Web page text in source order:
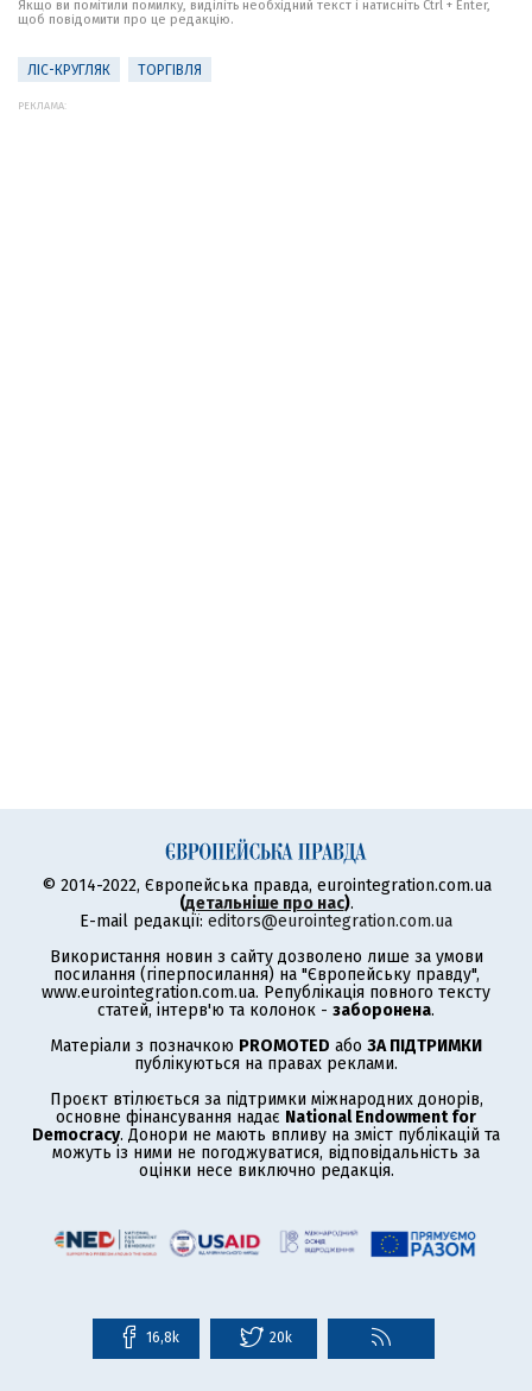
Якщо ви помітили помилку, виділіть необхідний текст і натисніть Ctrl + Enter,
щоб повідомити про це редакцію.
ЛІС-КРУГЛЯК ТОРГІВЛЯ
РЕКЛАМА:
© 2014-2022, Європейська правда, eurointegration.com.ua
(детальніше про нас).
E-mail редакції: editors@eurointegration.com.ua
Використання новин з сайту дозволено лише за умови
посилання (гіперпосилання) на "Європейську правду",
www.eurointegration.com.ua. Републікація повного тексту
статей, інтерв'ю та колонок - заборонена.
Матеріали з позначкою PROMOTED або ЗА ПІДТРИМКИ
публікуються на правах реклами.
Проєкт втілюється за підтримки міжнародних донорів,
основне фінансування надає National Endowment for
Democracy. Донори не мають впливу на зміст публікацій та
можуть із ними не погоджуватися, відповідальність за
оцінки несе виключно редакція.
16,8k 20k